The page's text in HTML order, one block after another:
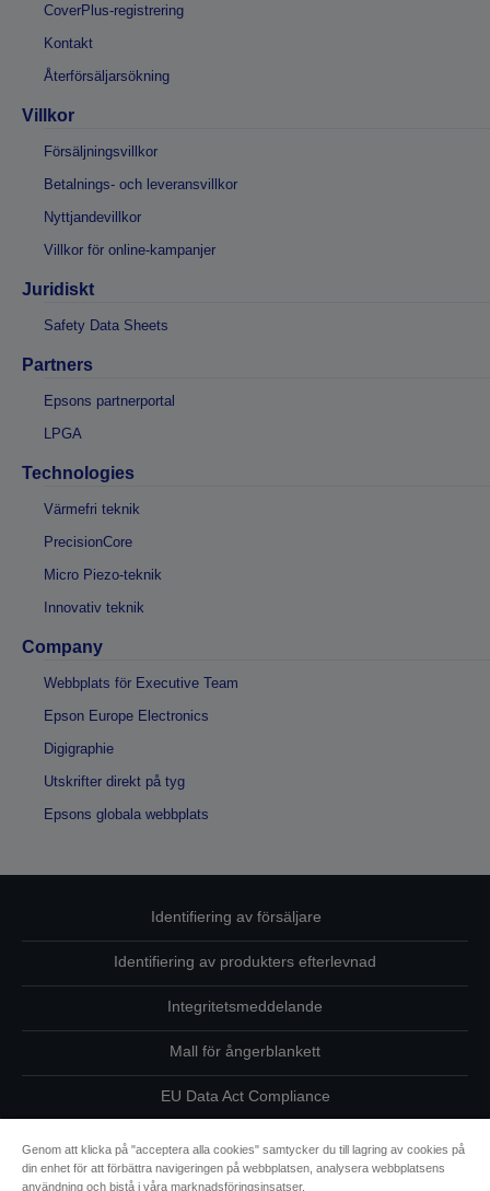
CoverPlus-registrering
Kontakt
Återförsäljarsökning
Villkor
Försäljningsvillkor
Betalnings- och leveransvillkor
Nyttjandevillkor
Villkor för online-kampanjer
Juridiskt
Safety Data Sheets
Partners
Epsons partnerportal
LPGA
Technologies
Värmefri teknik
PrecisionCore
Micro Piezo-teknik
Innovativ teknik
Company
Webbplats för Executive Team
Epson Europe Electronics
Digigraphie
Utskrifter direkt på tyg
Epsons globala webbplats
Identifiering av försäljare
Identifiering av produkters efterlevnad
Integritetsmeddelande
Mall för ångerblankett
EU Data Act Compliance
Kontakta oss angående dina uppgifter
Information om cookies
Genom att klicka på "acceptera alla cookies" samtycker du till lagring av cookies på
din enhet för att förbättra navigeringen på webbplatsen, analysera webbplatsens
användning och bistå i våra marknadsföringsinsatser.